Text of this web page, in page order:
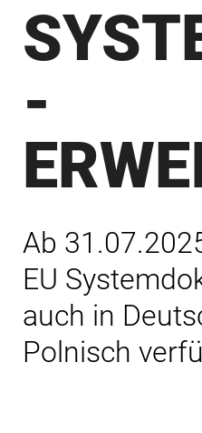
-
Ab
EU
auch in
Polnisch